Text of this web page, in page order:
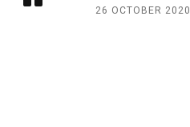
26 OCTOBER 2020